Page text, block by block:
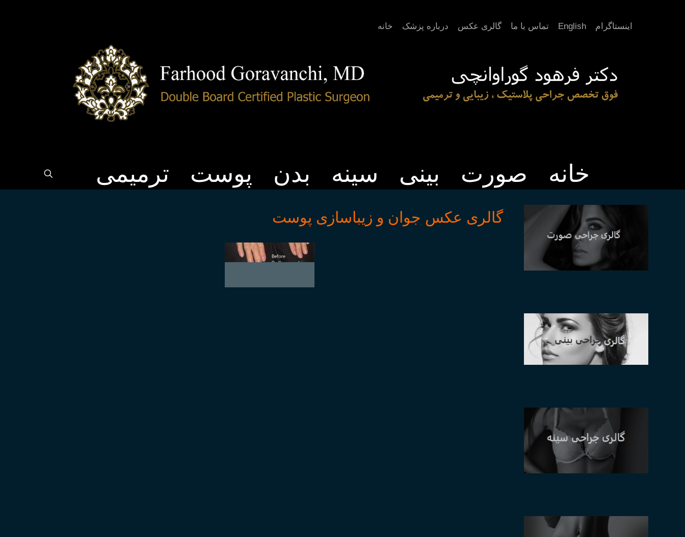
خانه صورت بینی سینه بدن پوست ترمیمی
اینستاگرام English تماس با ما گالری عکس درباره پزشک خانه
گالری عکس جوان و زیباسازی پوست